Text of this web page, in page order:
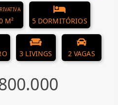
M² 5 DORMITÓRIOS
3 LIVINGS 2 VAGAS